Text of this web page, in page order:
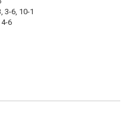
3-6, 10-1
6